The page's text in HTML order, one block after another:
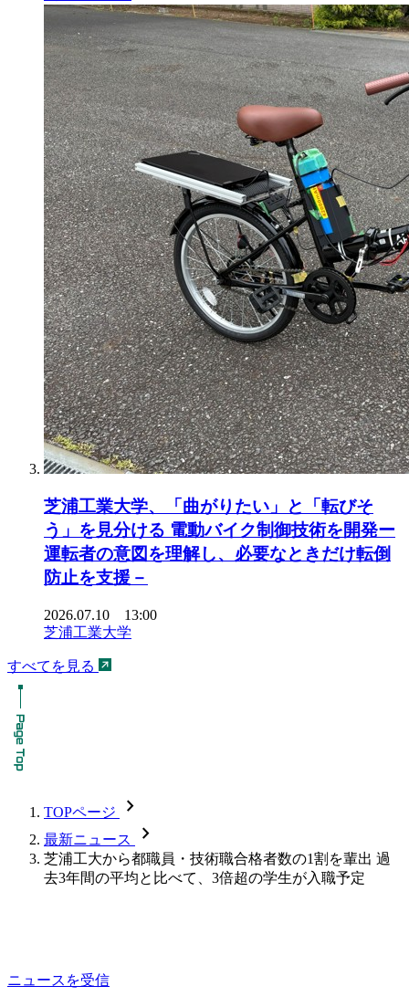
芝浦工業大学、「曲がりたい」と「転びそ
う」を見分ける 電動バイク制御技術を開発ー
運転者の意図を理解し、必要なときだけ転倒
防止を支援－
2026.07.10 13:00
芝浦工業大学
すべてを見る
TOPページ chevron_forward
最新ニュース chevron_forward
芝浦工大から都職員・技術職合格者数の1割を輩出 過
去3年間の平均と比べて、3倍超の学生が入職予定
ニュースを受信